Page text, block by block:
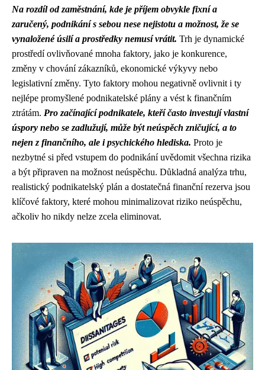
Na rozdíl od zaměstnání, kde je příjem obvykle fixní a
zaručený, podnikání s sebou nese nejistotu a možnost, že se
vynaložené úsilí a prostředky nemusí vrátit. Trh je dynamické
prostředí ovlivňované mnoha faktory, jako je konkurence,
změny v chování zákazníků, ekonomické výkyvy nebo
legislativní změny. Tyto faktory mohou negativně ovlivnit i ty
nejlépe promyšlené podnikatelské plány a vést k finančním
ztrátám. Pro začínající podnikatele, kteří často investují vlastní
úspory nebo se zadlužují, může být neúspěch zničující, a to
nejen z finančního, ale i psychického hlediska. Proto je
nezbytné si před vstupem do podnikání uvědomit všechna rizika
a být připraven na možnost neúspěchu. Důkladná analýza trhu,
realistický podnikatelský plán a dostatečná finanční rezerva jsou
klíčové faktory, které mohou minimalizovat riziko neúspěchu,
ačkoliv ho nikdy nelze zcela eliminovat.